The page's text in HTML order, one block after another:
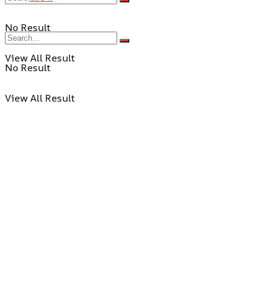
No Result
View All Result
No Result
View All Result